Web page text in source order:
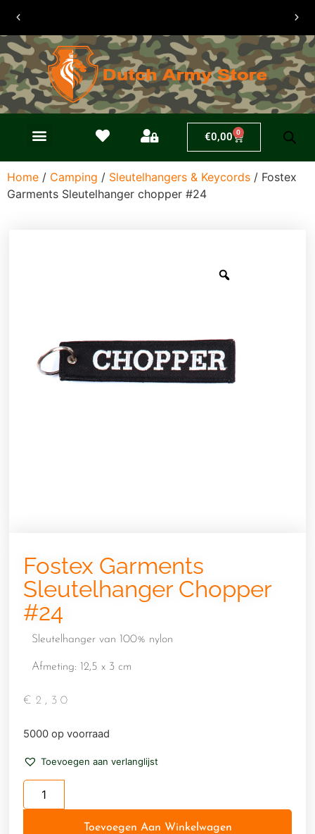
€0,00 0
Home / Camping / Sleutelhangers & Keycords / Fostex
Garments Sleutelhanger chopper #24
Fostex Garments
Sleutelhanger Chopper
#24
Sleutelhanger van 100% nylon
Afmeting: 12,5 x 3 cm
€ 2,30
5000 op voorraad
Toevoegen aan verlanglijst
Toevoegen Aan Winkelwagen